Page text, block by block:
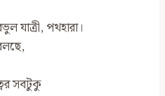
যাত্রী, পথহারা।
সবটুকু